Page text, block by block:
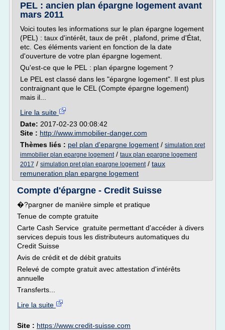
PEL : ancien plan épargne logement avant
mars 2011
Voici toutes les informations sur le plan épargne logement
(PEL) : taux d'intérêt, taux de prêt , plafond, prime d'État,
etc. Ces éléments varient en fonction de la date
d'ouverture de votre plan épargne logement.
Qu'est-ce que le PEL : plan épargne logement ?
Le PEL est classé dans les "épargne logement". Il est plus
contraignant que le CEL (Compte épargne logement)
mais il...
Lire la suite
Date: 2017-02-23 00:08:42
Site : http://www.immobilier-danger.com
Thèmes liés : pel plan d'epargne logement / simulation pret
immobilier plan epargne logement/ taux plan epargne logement
2017 / simulation pret plan epargne logement/ taux
remuneration plan epargne logement
Compte d'épargne - Credit Suisse
�?pargner de manière simple et pratique
Tenue de compte gratuite
Carte Cash Service gratuite permettant d'accéder à divers
services depuis tous les distributeurs automatiques du
Credit Suisse
Avis de crédit et de débit gratuits
Relevé de compte gratuit avec attestation d'intérêts
annuelle
Transferts...
Lire la suite
Site : https://www.credit-suisse.com